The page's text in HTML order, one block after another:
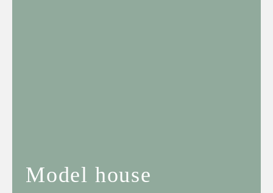
Model house